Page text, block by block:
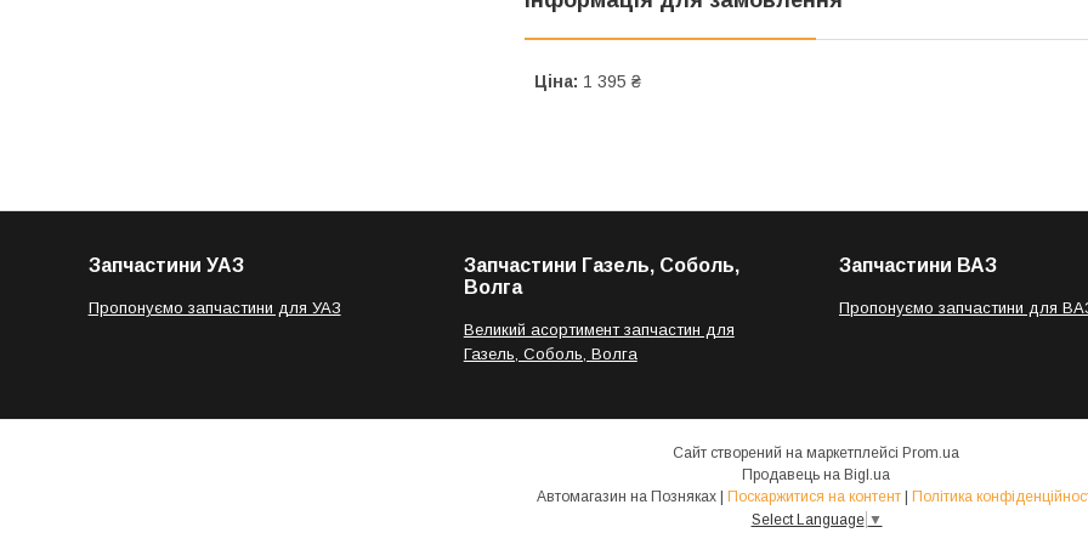
Ціна: 1 395 ₴
Запчастини УАЗ
Пропонуємо запчастини для УАЗ
Запчастини Газель, Соболь,
Волга
Великий асортимент запчастин для
Газель, Соболь, Волга
Запчастини ВАЗ
Пропонуємо запчастини для
Сайт створений на маркетплейсі Prom.ua
Продавець на Bigl.ua
Автомагазин на Позняках | Поскаржитися на контент | Політика
Select Language ▼